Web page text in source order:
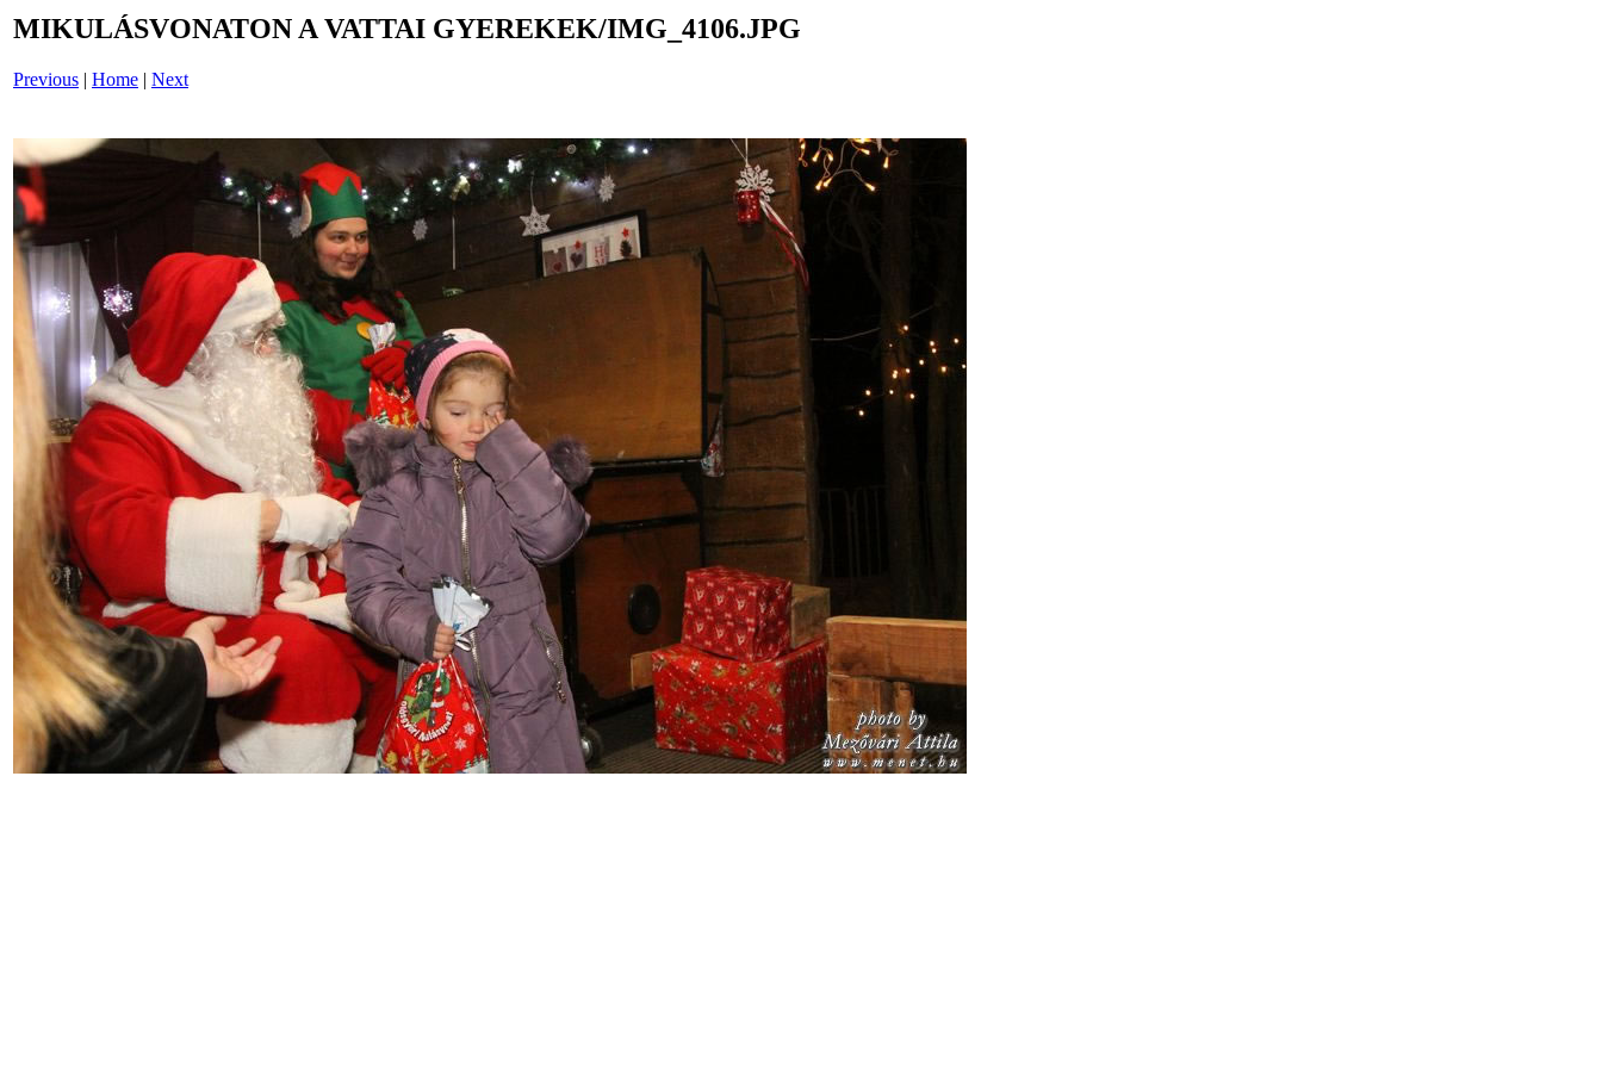
MIKULÁSVONATON A VATTAI GYEREKEK/IMG_4106.JPG
Previous | Home | Next